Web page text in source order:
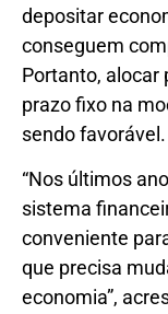
depositar
conseguem
Portanto, alocar
prazo fixo na
sendo favorável.
“Nos últimos
sistema
conveniente
que precisa
economia”,